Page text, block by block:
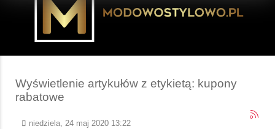
Wyświetlenie artykułów z etykietą: kupony
rabatowe
niedziela, 24 maj 2020 13:22